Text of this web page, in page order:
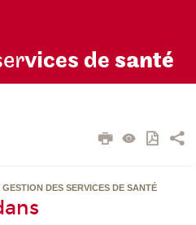
vices de santé
DES SERVICES DE SANTÉ